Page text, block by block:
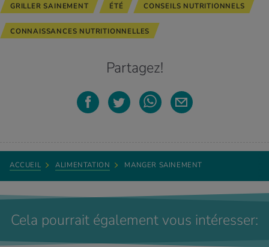
GRILLER SAINEMENT ÉTÉ CONSEILS NUTRITIONNELS
CONNAISSANCES NUTRITIONNELLES
Partagez!
ACCUEIL ALIMENTATION MANGER SAINEMENT
Cela pourrait également vous intéresser: